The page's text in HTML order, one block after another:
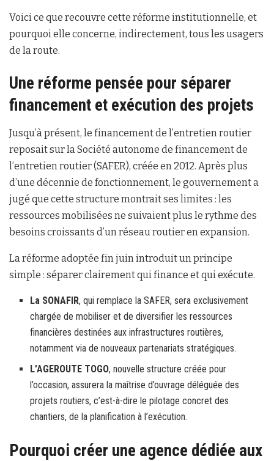
Voici ce que recouvre cette réforme institutionnelle, et
pourquoi elle concerne, indirectement, tous les usagers
de la route.
Une réforme pensée pour séparer
financement et exécution des projets
Jusqu’à présent, le financement de l’entretien routier
reposait sur la Société autonome de financement de
l’entretien routier (SAFER), créée en 2012. Après plus
d’une décennie de fonctionnement, le gouvernement a
jugé que cette structure montrait ses limites : les
ressources mobilisées ne suivaient plus le rythme des
besoins croissants d’un réseau routier en expansion.
La réforme adoptée fin juin introduit un principe
simple : séparer clairement qui finance et qui exécute.
La SONAFIR, qui remplace la SAFER, sera exclusivement
chargée de mobiliser et de diversifier les ressources
financières destinées aux infrastructures routières,
notamment via de nouveaux partenariats stratégiques.
L’AGEROUTE TOGO, nouvelle structure créée pour
l’occasion, assurera la maîtrise d’ouvrage déléguée des
projets routiers, c’est-à-dire le pilotage concret des
chantiers, de la planification à l’exécution.
Pourquoi créer une agence dédiée aux